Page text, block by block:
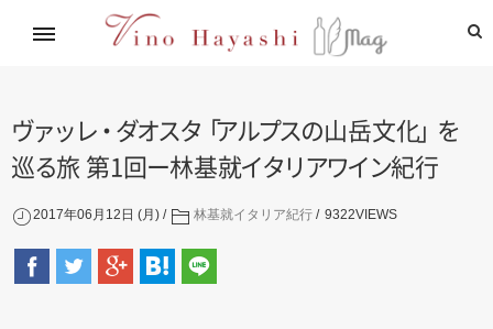
林基就イタリア紀行
レシピ
ヴァッ レ・ ダオスタ「アルプスの山岳文化」 を
巡る旅 第1 回 ー林基就イタ リ アワイ ン紀行
2017年06月12日 (月) 林基就イタリア紀行 9322VIEWS